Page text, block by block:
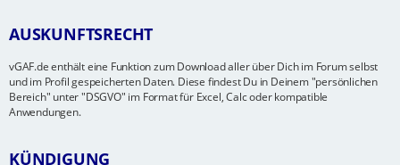
AUSKUNFTSRECHT
vGAF.de enthält eine Funktion zum Download aller über Dich im Forum selbst
und im Profil gespeicherten Daten. Diese findest Du in Deinem "persönlichen
Bereich" unter "DSGVO" im Format für Excel, Calc oder kompatible
Anwendungen.
KÜNDIGUNG